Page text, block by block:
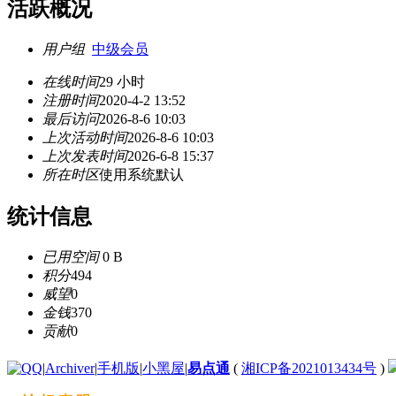
活跃概况
用户组 中级会员
在线时间29 小时
注册时间2020-4-2 13:52
最后访问2026-8-6 10:03
上次活动时间2026-8-6 10:03
上次发表时间2026-6-8 15:37
所在时区使用系统默认
统计信息
已用空间0 B
积分494
威望0
金钱370
贡献0
|Archiver|手机版|小黑屋|易点通 ( 湘ICP备2021013434号 )